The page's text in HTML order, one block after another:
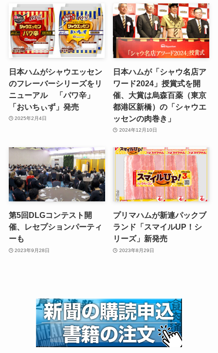
日本ハムがシャウエッセン
のフレーバーシリーズをリ
ニューアル 「パワ辛」
「おいちぃず」発売
2025年2月4日
日本ハムが「シャウ名店ア
ワード2024」授賞式を開
催、大賞は烏森百薬（東京
都港区新橋）の「シャウエ
ッセンの肉巻き」
2024年12月10日
第5回DLGコンテスト開
催、レセプションパーティ
ーも
2023年9月28日
プリマハムが新連パックブ
ランド「スマイルUP！シ
リーズ」新発売
2023年8月29日